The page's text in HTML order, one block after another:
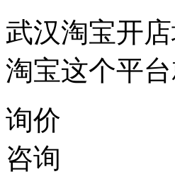
武汉淘宝开
淘宝这个平
询价
咨询